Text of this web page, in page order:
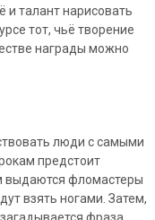
и талант нарисовать
тот, чьё творение
награды можно
люди с самыми
предстоит
выдаются фломастеры
взять ногами. Затем,